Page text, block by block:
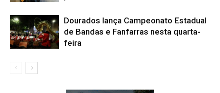
Dourados lança Campeonato Estadual
de Bandas e Fanfarras nesta quarta-
feira